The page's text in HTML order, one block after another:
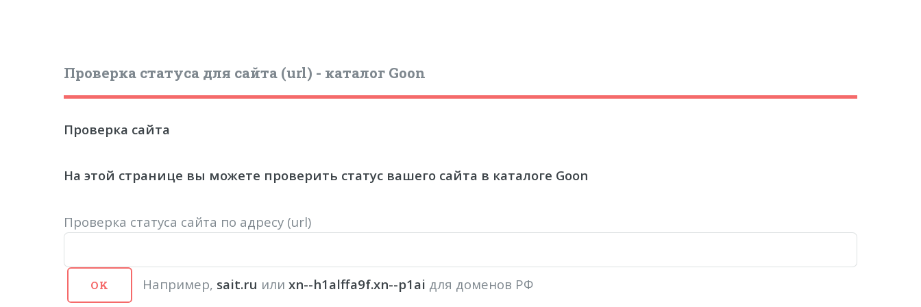
Проверка статуса для сайта (url) - каталог Goon
Проверка сайта
На этой странице вы можете проверить статус вашего сайта в каталоге Goon
Проверка статуса сайта по адресу (url)
Например, sait.ru или xn--h1alffa9f.xn--p1ai для доменов РФ